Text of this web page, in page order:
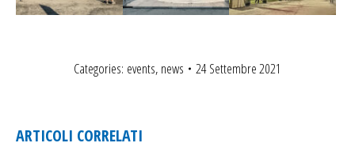
Categories: events, news 24 Settembre 2021
ARTICOLI CORRELATI